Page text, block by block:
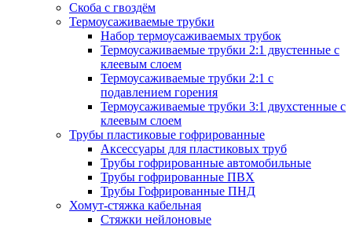
Скоба с гвоздём
Термоусаживаемые трубки
Набор термоусаживаемых трубок
Термоусаживаемые трубки 2:1 двустенные с
клеевым слоем
Термоусаживаемые трубки 2:1 с
подавлением горения
Термоусаживаемые трубки 3:1 двухстенные с
клеевым слоем
Трубы пластиковые гофрированные
Аксессуары для пластиковых труб
Трубы гофрированные автомобильные
Трубы гофрированные ПВХ
Трубы Гофрированные ПНД
Хомут-стяжка кабельная
Cтяжки нейлоновые